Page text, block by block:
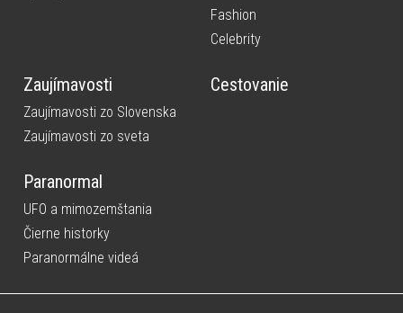
Fashion
Celebrity
Zaujímavosti
Zaujímavosti zo Slovenska
Zaujímavosti zo sveta
Cestovanie
Paranormal
UFO a mimozemštania
Čierne historky
Paranormálne videá